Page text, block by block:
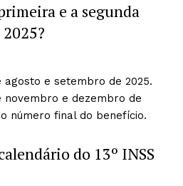
e a segunda
e setembro de 2025.
novembro e dezembro de
número final do benefício.
do 13º INSS